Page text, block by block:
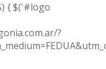
{ $('#logo
?